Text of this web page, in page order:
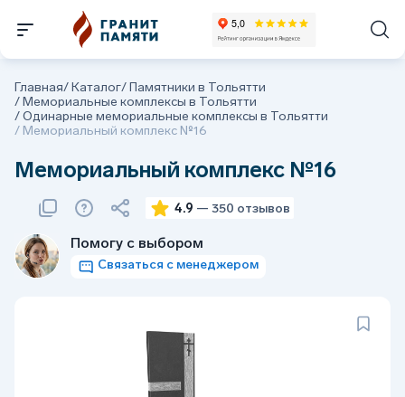
Главная/Каталог/Памятники в Тольятти
/Мемориальные комплексы в Тольятти
/Одинарные мемориальные комплексы в Тольятти
/ Мемориальный комплекс №16
Мемориальный комплекс №16
4.9 — 350 отзывов
Помогу с выбором
Связаться с менеджером